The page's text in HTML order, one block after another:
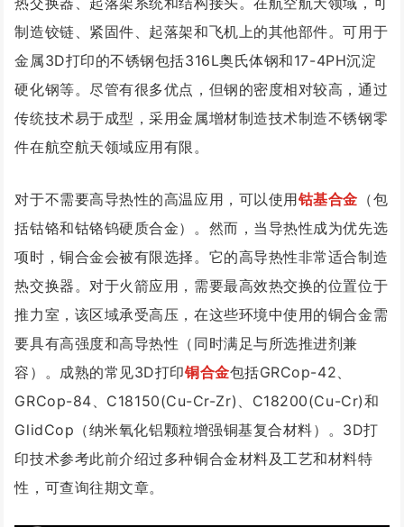
制造铰链、紧固件、起落架和飞机上的其他部件。可用于
金属3D打印的不锈钢包括316L奥氏体钢和17-4PH沉淀
硬化钢等。尽管有很多优点，但钢的密度相对较高，通过
传统技术易于成型，采用金属增材制造技术制造不锈钢零
件在航空航天领域应用有限。
对于不需要高导热性的高温应用，可以使用钴基合金 （包
括钴铬和钴铬钨硬质合金）。然而，当导热性成为优先选
项时，铜合金会被有限选择。它的高导热性非常适合制造
热交换器。对于火箭应用，需要最高效热交换的位置位于
推力室，该区域承受高压，在这些环境中使用的铜合金需
要具有高强度和高导热性（同时满足与所选推进剂兼
容）。成熟的常见3D打印铜合金包括GRCop-42、
GRCop-84、C18150(Cu-Cr-Zr)、C18200(Cu-Cr)和
GlidCop（纳米氧化铝颗粒增强铜基复合材料）。3D打
印技术参考此前介绍过多种铜合金材料及工艺和材料特
性，可查询往期文章。